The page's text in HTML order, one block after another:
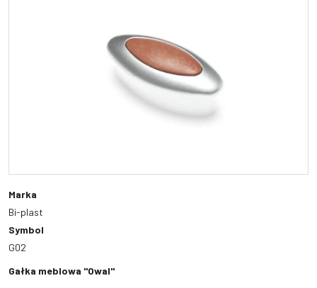
Marka
Bi-plast
Symbol
G02
Gałka meblowa "Owal"